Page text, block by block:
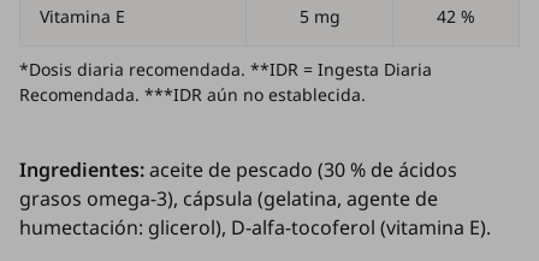
Vitamina E 5 mg 42 %
*Dosis diaria recomendada. **IDR = Ingesta Diaria
Recomendada. ***IDR aún no establecida.
Ingredientes:aceite de pescado (30 % de ácidos
grasos omega-3), cápsula (gelatina, agente de
humectación: glicerol), D-alfa-tocoferol (vitamina E).